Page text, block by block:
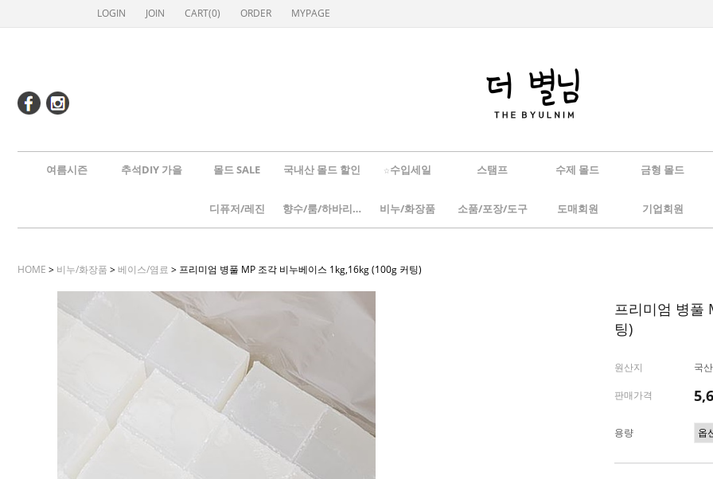
LOGIN JOIN CART(0) ORDER MYPAGE
여름시즌 추석DIY 가을 몰드 SALE 국내산 몰드 할인 ☆수입세일 스탬프 수제 몰드 금형 몰드
디퓨저/레진 향수/룸/하바리움 비누/화장품 소품/포장/도구 도매회원 기업회원
HOME > 비누/화장품 >베이스/염료 > 프리미엄 병풀 MP 조각 비누베이스 1kg,16kg (100g 커팅)
프리미엄 병풀
팅)
원산지 국산
판매가격
용량